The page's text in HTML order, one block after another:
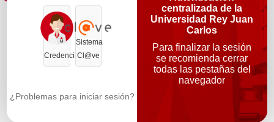
Credenciales
Sistema
Cl@ve
¿Problemas para iniciar sesión?
centralizada de la
Universidad Rey Juan
Carlos
Para finalizar la sesión
se recomienda cerrar
todas las pestañas del
navegador